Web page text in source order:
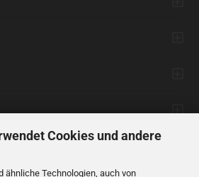
Cookies und andere
ähnliche Technologien, auch von